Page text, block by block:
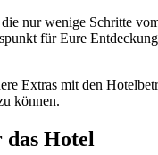
nur wenige Schritte
für Eure
Extras mit den
können.
das Hotel